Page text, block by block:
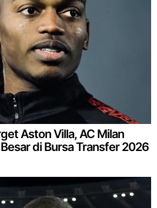
Aston Villa, AC Milan
di Bursa Transfer 2026